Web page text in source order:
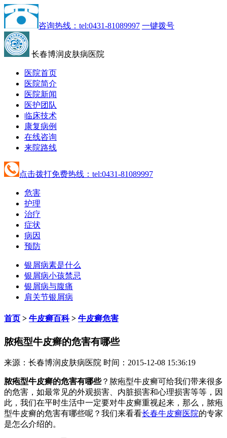
咨询热线：tel:0431-81089997 一键拨号
长春博润皮肤病医院
医院首页
医院简介
医院新闻
医护团队
临床技术
康复病例
在线咨询
来院路线
点击拨打免费热线：tel:0431-81089997
危害
护理
治疗
症状
病因
预防
银屑病素是什么
银屑病小孩禁忌
银屑病与腹痛
肩关节银屑病
首页 > 牛皮癣百科> 牛皮癣危害
脓疱型牛皮癣的危害有哪些
来源：长春博润皮肤病医院 时间：2015-12-08 15:36:19
脓疱型牛皮癣的危害有哪些？脓疱型牛皮癣可给我们带来很多
的危害，如最常见的外观损害、内脏损害和心理损害等等，因
此，我们在平时生活中一定要对牛皮癣重视起来，那么，脓疱
型牛皮癣的危害有哪些呢？我们来看看长春牛皮癣医院的专家
是怎么介绍的。